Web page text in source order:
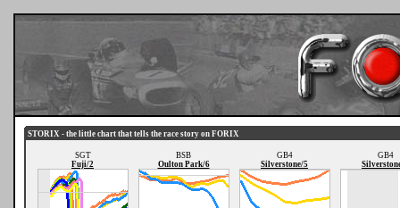
STORIX - the little chart that tells the race story on FORIX
SGT
Fuji/2
BSB
Oulton Park/6
GB4
Silverstone/5
GB4